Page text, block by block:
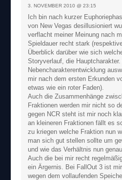
3. NOVEMBER 2010 @ 23:15
Ich bin nach kurzer
von New Vegas desillusioniert
verflacht meiner Meinung nach
Spieldauer recht stark
Überblick darüber wie sich
Storyverlauf, die Hauptcharakter.
Nebencharakterentwicklung
mir nach dem ersten Erkunden
etwas wie ein roter Faden).
Auch die Zusammenhänge
Fraktionen werden mir nicht so
gegen NCR steht ist mir noch
an kleineren Fraktionen fällt es
zu kriegen welche Fraktion nun
man sich gut stellen sollte um
und wie das Verhältnis nun
Auch die bei mir recht
ein Ärgernis. Bei FallOut 3 ist
wegen dem vollaufenden